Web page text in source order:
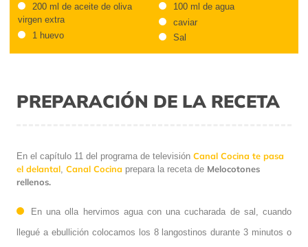
200 ml de aceite de oliva
virgen extra
1 huevo
100 ml de agua
caviar
Sal
PREPARACIÓN DE LA RECETA
En el capítulo 11 del programa de televisión Canal Cocina te pasa
el delantal, Canal Cocina prepara la receta de Melocotones
rellenos.
En una olla hervimos agua con una cucharada de sal, cuando
llegué a ebullición colocamos los 8 langostinos durante 3 minutos o